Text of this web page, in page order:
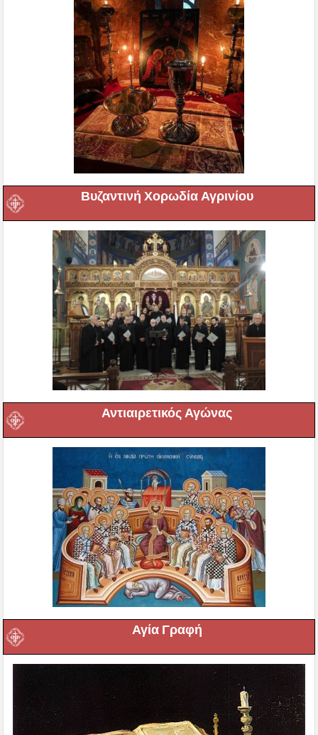
Βυζαντινή Χορωδία Αγρινίου
Αντιαιρετικός Αγώνας
Αγία Γραφή